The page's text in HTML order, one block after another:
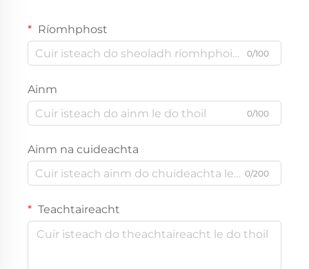
Ríomhphost
0/100
Ainm
0/100
Ainm na cuideachta
0/200
Teachtaireacht